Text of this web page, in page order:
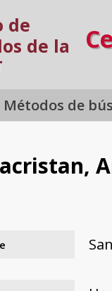
Métodos de